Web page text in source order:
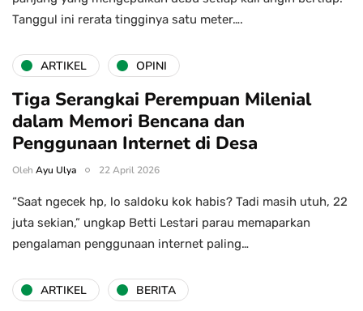
Tanggul ini rerata tingginya satu meter….
ARTIKEL OPINI
Tiga Serangkai Perempuan Milenial
dalam Memori Bencana dan
Penggunaan Internet di Desa
Oleh Ayu Ulya 22 April 2026
“Saat ngecek hp, lo saldoku kok habis? Tadi masih utuh, 22
juta sekian,” ungkap Betti Lestari parau memaparkan
pengalaman penggunaan internet paling…
ARTIKEL BERITA